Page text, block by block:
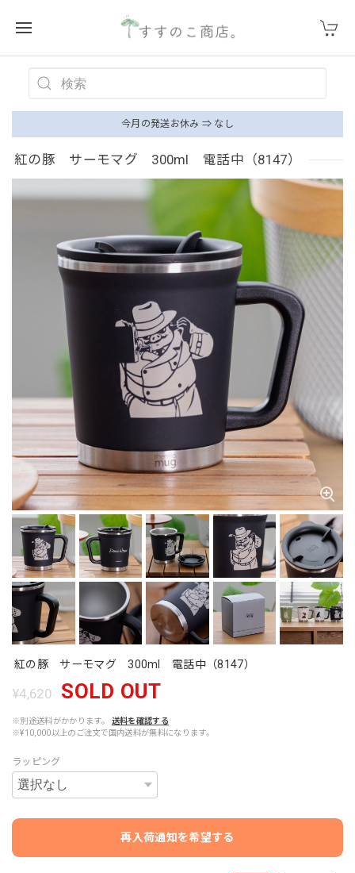
今月の発送お休み ⇒ なし
紅の豚 サーモマグ 300ml 電話中（8147）
紅の豚 サーモマグ 300ml 電話中（8147）
¥4,620 SOLD OUT
※別途送料がかかります。
送料を確認する
※¥10,000以上のご注文で国内送料が無料になります。
ラッピング
再入荷通知を希望する